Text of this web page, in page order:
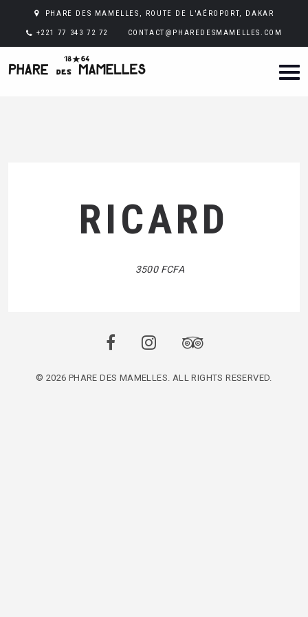
PHARE DES MAMELLES, ROUTE DE L'AÉROPORT, DAKAR
+221 77 343 72 72 CONTACT@PHAREDESMAMELLES.COM
RICARD
3500 FCFA
© 2026 PHARE DES MAMELLES. ALL RIGHTS RESERVED.